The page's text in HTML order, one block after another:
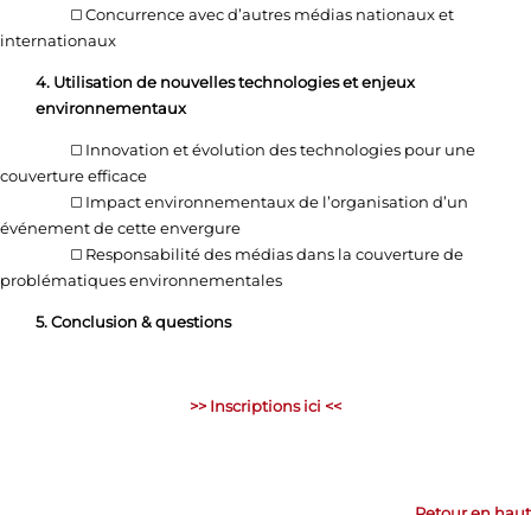
◻️ Concurrence avec d’autres médias nationaux et
internationaux
4. Utilisation de nouvelles technologies et enjeux
environnementaux
◻️ Innovation et évolution des technologies pour une
couverture efficace
◻️ Impact environnementaux de l’organisation d’un
événement de cette envergure
◻️ Responsabilité des médias dans la couverture de
problématiques environnementales
5. Conclusion & questions
>> Inscriptions ici <<